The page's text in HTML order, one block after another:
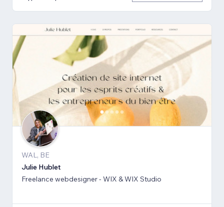
WAL, BE
Julie Hublet
Freelance webdesigner - WIX & WIX Studio